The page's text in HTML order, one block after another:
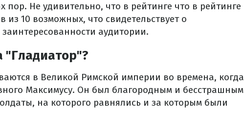
пор. Не удивительно, что в рейтинге что в рейтинге
из 10 возможных, что свидетельствует о
аудитории.
в Великой Римской империи во времена, когда
Максимусу. Он был благородным и бесстрашным
на которого равнялись и за которым были